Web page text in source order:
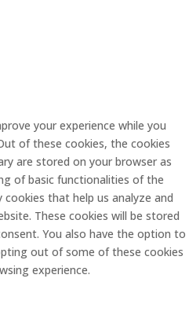
your experience while you
of these cookies, the cookies
are stored on your browser as
of basic functionalities of the
that help us analyze and
These cookies will be stored
You also have the option to
out of some of these cookies
experience.